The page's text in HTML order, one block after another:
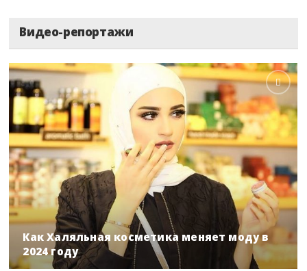
Видео-репортажи
Как Халяльная косметика меняет моду в
2024 году